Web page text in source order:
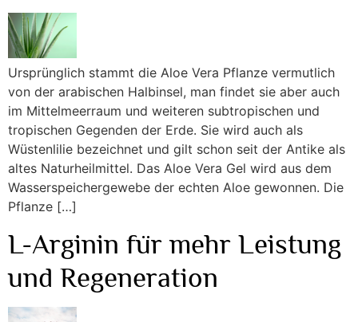
Ursprünglich stammt die Aloe Vera Pflanze vermutlich
von der arabischen Halbinsel, man findet sie aber auch
im Mittelmeerraum und weiteren subtropischen und
tropischen Gegenden der Erde. Sie wird auch als
Wüstenlilie bezeichnet und gilt schon seit der Antike als
altes Naturheilmittel. Das Aloe Vera Gel wird aus dem
Wasserspeichergewebe der echten Aloe gewonnen. Die
Pflanze […]
L-Arginin für mehr Leistung
und Regeneration